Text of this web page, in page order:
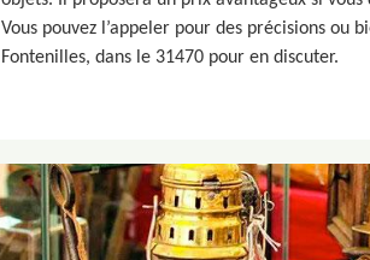
Vous pouvez l’appeler pour des précisions ou
Fontenilles, dans le 31470 pour en discuter.